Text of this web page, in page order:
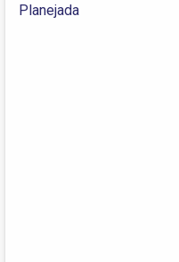
Planejada